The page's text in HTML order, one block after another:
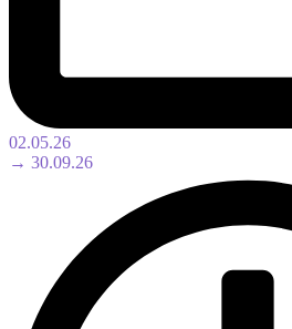
02.05.26
→ 30.09.26